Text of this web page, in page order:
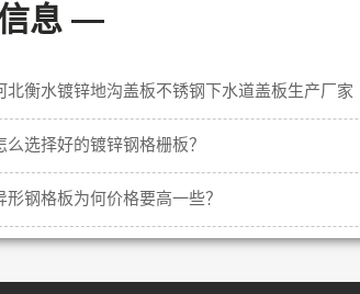
息 —
北衡水镀锌地沟盖板不锈钢下水道盖板生产厂家
么选择好的镀锌钢格栅板？
形钢格板为何价格要高一些？